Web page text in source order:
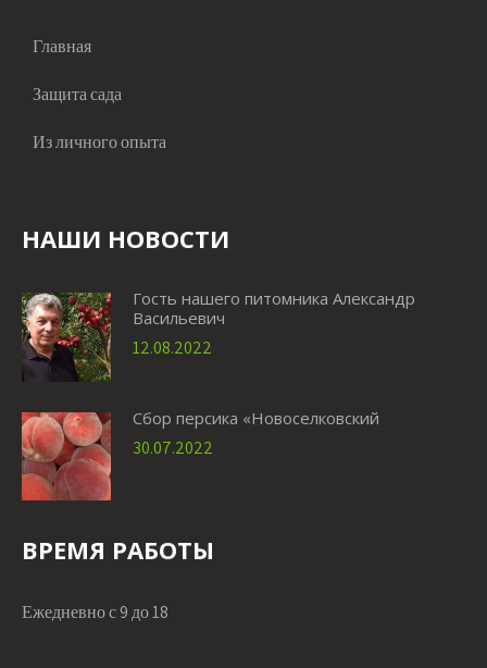
Главная
Защита сада
Из личного опыта
НАШИ НОВОСТИ
Гость нашего питомника Александр
Васильевич
12.08.2022
Сбор персика «Новоселковский
30.07.2022
ВРЕМЯ РАБОТЫ
Ежедневно с 9 до 18